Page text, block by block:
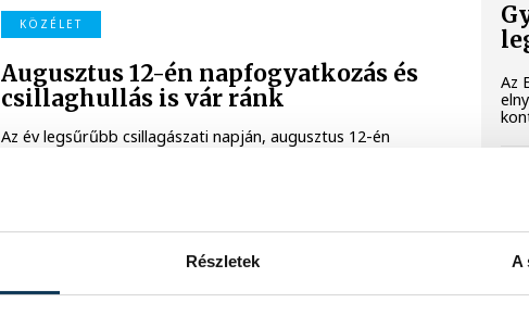
Részletek A
KÖZÉLET
Augusztus 12-én napfogyatkozás és
csillaghullás is vár ránk
Az év legsűrűbb csillagászati napján, augusztus 12-én
Az
A